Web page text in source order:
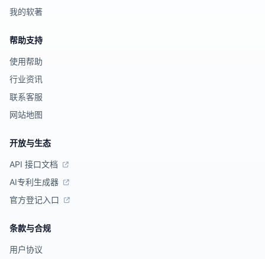
我的软著
帮助支持
使用帮助
行业资讯
联系客服
网站地图
开放与生态
API 接口文档
AI专利生成器
官方登记入口
条款与合规
用户协议